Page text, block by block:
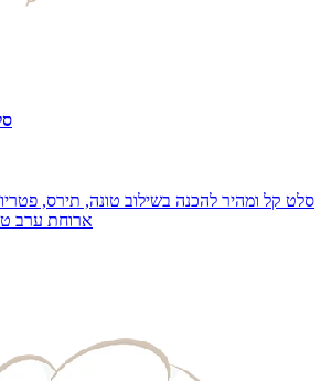
סלט קל ומהיר להכנה בשילוב טונה, תירס,
ארוחת ערב